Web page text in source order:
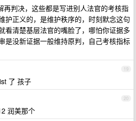
再判决，这些都是写进别人法官的考核指
护正义的，是维护秩序的，时刻默念这句
看清楚基层法官的嘴脸了，哪怕你证据多
是没新证据一般维持原判，自己考核指标
19
了 孩子
20
润美那个